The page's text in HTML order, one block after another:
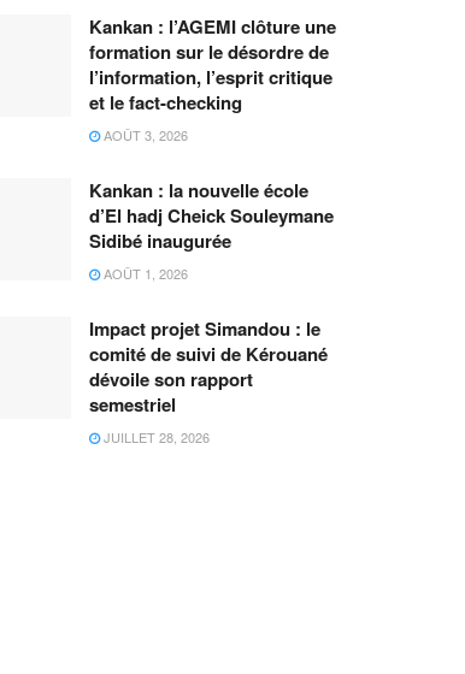
Kankan : l’AGEMI clôture une
formation sur le désordre de
l’information, l’esprit critique
et le fact-checking
AOÛT 3, 2026
Kankan : la nouvelle école
d’El hadj Cheick Souleymane
Sidibé inaugurée
AOÛT 1, 2026
Impact projet Simandou : le
comité de suivi de Kérouané
dévoile son rapport
semestriel
JUILLET 28, 2026